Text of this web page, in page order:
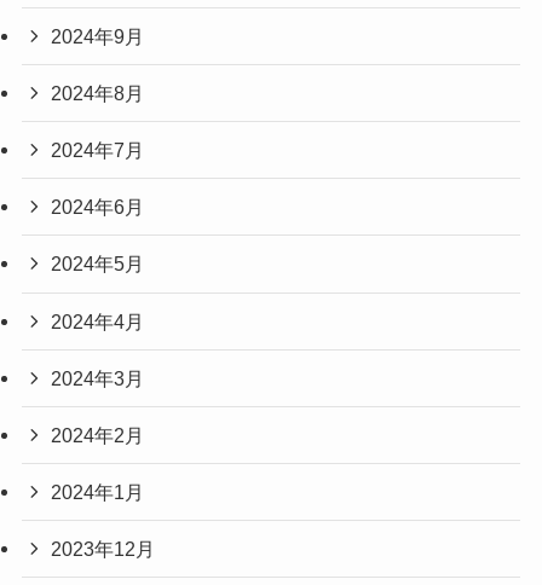
2024年9月
2024年8月
2024年7月
2024年6月
2024年5月
2024年4月
2024年3月
2024年2月
2024年1月
2023年12月